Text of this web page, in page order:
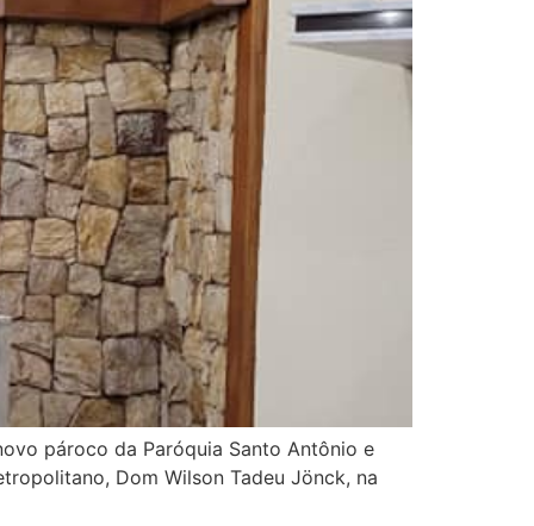
pároco da Paróquia Santo Antônio e
Dom Wilson Tadeu Jönck, na